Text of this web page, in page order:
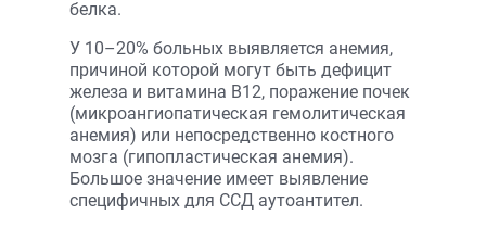
белка.
У 10–20% больных выявляется анемия,
причиной которой могут быть дефицит
железа и витамина В12, поражение почек
(микроангиопатическая гемолитическая
анемия) или непосредственно костного
мозга (гипопластическая анемия).
Большое значение имеет выявление
специфичных для ССД аутоантител.